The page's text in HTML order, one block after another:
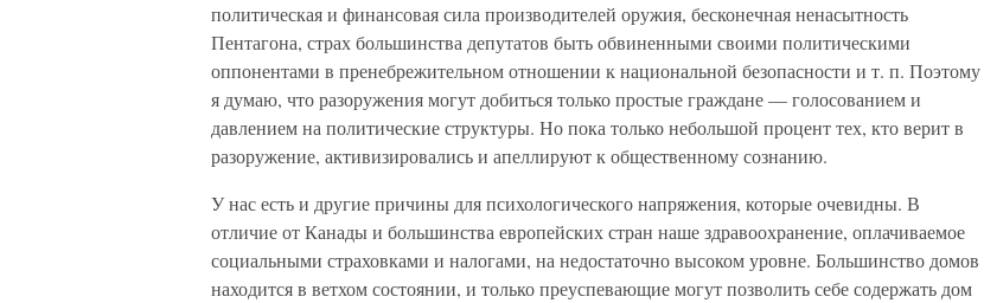
политическая и финансовая сила производителей оружия, бесконечная ненасытность
Пентагона, страх большинства депутатов быть обвиненными своими политическими
оппонентами в пренебрежительном отношении к национальной безопасности и т. п. Поэтому
я думаю, что разоружения могут добиться только простые граждане — голосованием и
давлением на политические структуры. Но пока только небольшой процент тех, кто верит в
разоружение, активизировались и апеллируют к общественному сознанию.
У нас есть и другие причины для психологического напряжения, которые очевидны. В
отличие от Канады и большинства европейских стран наше здравоохранение, оплачиваемое
социальными страховками и налогами, на недостаточно высоком уровне. Большинство домов
находится в ветхом состоянии, и только преуспевающие могут позволить себе содержать дом